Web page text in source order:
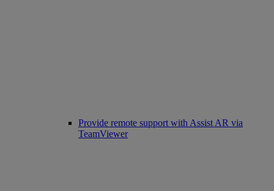
Provide remote support with Assist AR via
TeamViewer